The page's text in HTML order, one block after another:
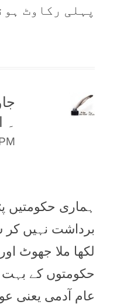
پہلی رکاوٹ
۔
ہماری حکومتیں
برداشت نہیں کر
لکھا ملا جھوٹ
حکومتوں کے بہت
عام آدمی یعنی